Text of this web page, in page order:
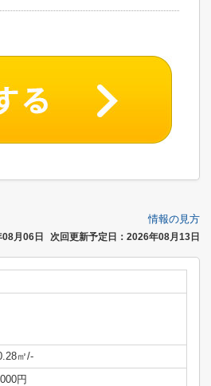
情報の見方
月06日 次回更新予定日：2026年08月13日
㎡/-
円